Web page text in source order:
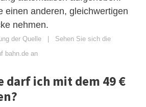
einen anderen, gleichwertigen
nehmen.
der Quelle | Sehen Sie sich die
bahn.de an
darf ich mit dem 49 €